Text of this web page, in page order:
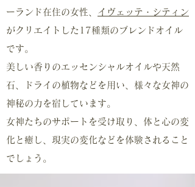
ーランド在住の女性、 イヴェッテ・シティン
がクリエイトした17種類のブレンドオイル
です。
美しい香りのエッセンシャルオイルや天然
石、ドライの植物などを用い、様々な女神の
神秘の力を宿しています。
女神たちのサポートを受け取り、体と心の変
化と癒し、現実の変化などを体験されること
でしょう。